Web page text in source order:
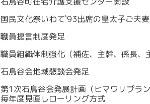
国民文化祭いわて`93出席の皇太子ご夫
職員提言制度発足
職員組織体制強化（補佐、主幹、係長、
石鳥谷会地域懇談会発足
第1次石鳥谷会発展計画（ヒマワリプラ
毎年度見直しローリング方式